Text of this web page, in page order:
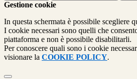
Gestione cookie
In questa schermata è possibile scegliere
I cookie necessari sono quelli che
piattaforma e non è possibile disabilitarli.
Per conoscere quali sono i cookie
visionare la COOKIE POLICY.